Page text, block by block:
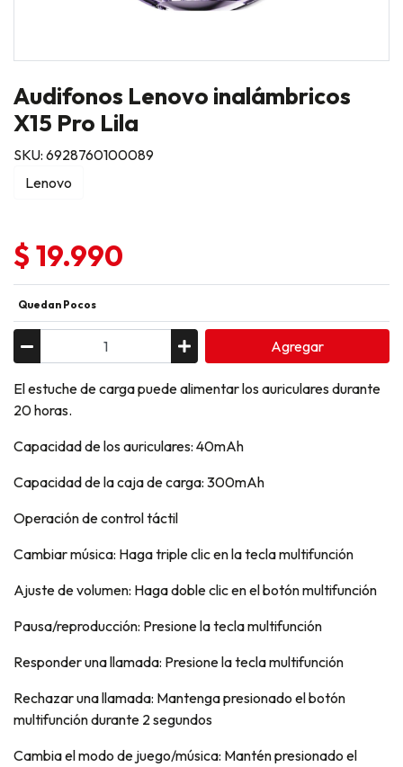
Audifonos Lenovo inalámbricos
X15 Pro Lila
SKU: 6928760100089
Lenovo
$ 19.990
Quedan Pocos
Agregar
El estuche de carga puede alimentar los auriculares durante
20 horas.
Capacidad de los auriculares: 40mAh
Capacidad de la caja de carga: 300mAh
Operación de control táctil
Cambiar música: Haga triple clic en la tecla multifunción
Ajuste de volumen: Haga doble clic en el botón multifunción
Pausa/reproducción: Presione la tecla multifunción
Responder una llamada: Presione la tecla multifunción
Rechazar una llamada: Mantenga presionado el botón
multifunción durante 2 segundos
Cambia el modo de juego/música: Mantén presionado el